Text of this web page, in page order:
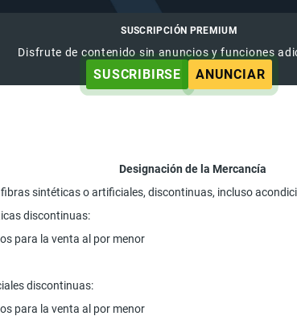
SUSCRIPCIÓN PREMIUM
Disfrute de contenido sin anuncios y funciones
SUSCRIBIRSE ANUNCIAR
Designación de la Mercancía
fibras sintéticas o artificiales, discontinuas, incluso
discontinuas:
para la venta al por menor
discontinuas:
para la venta al por menor